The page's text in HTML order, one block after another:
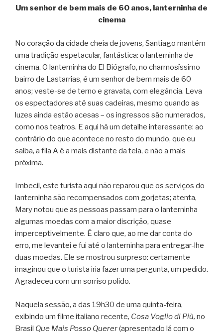
Um senhor de bem mais de 60 anos, lanterninha de
cinema
No coração da cidade cheia de jovens, Santiago mantém
uma tradição espetacular, fantástica: o lanterninha de
cinema. O lanterninha do El Biógrafo, no charmosíssimo
bairro de Lastarrias, é um senhor de bem mais de 60
anos; veste-se de terno e gravata, com elegância. Leva
os espectadores até suas cadeiras, mesmo quando as
luzes ainda estão acesas – os ingressos são numerados,
como nos teatros. E aqui há um detalhe interessante: ao
contrário do que acontece no resto do mundo, que eu
saiba, a fila A é a mais distante da tela, e não a mais
próxima.
Imbecil, este turista aqui não reparou que os serviços do
lanterninha são recompensados com gorjetas; atenta,
Mary notou que as pessoas passam para o lanterninha
algumas moedas com a maior discrição, quase
imperceptivelmente. É claro que, ao me dar conta do
erro, me levantei e fui até o lanterninha para entregar-lhe
duas moedas. Ele se mostrou surpreso: certamente
imaginou que o turista iria fazer uma pergunta, um pedido.
Agradeceu com um sorriso polido.
Naquela sessão, a das 19h30 de uma quinta-feira,
exibindo um filme italiano recente, Cosa Voglio di Più, no
Brasil Que Mais Posso Querer(apresentado lá com o